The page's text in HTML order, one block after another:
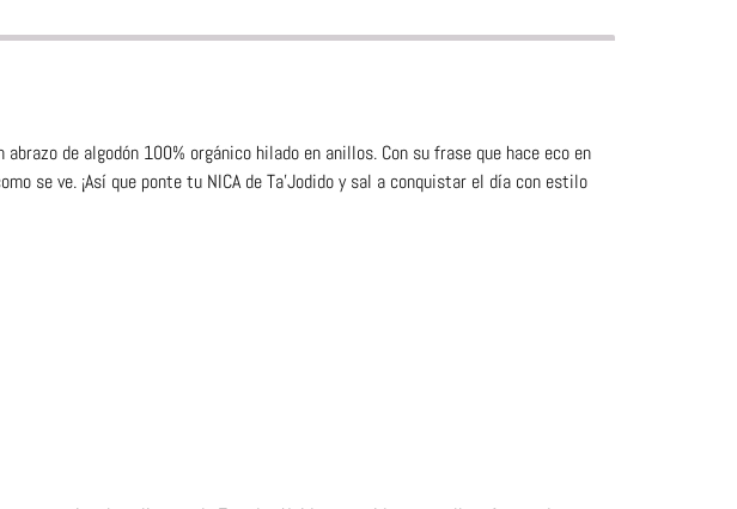
de algodón 100% orgánico hilado en anillos. Con su frase que hace eco en
se ve. ¡Así que ponte tu NICA de Ta’Jodido y sal a conquistar el día con estilo